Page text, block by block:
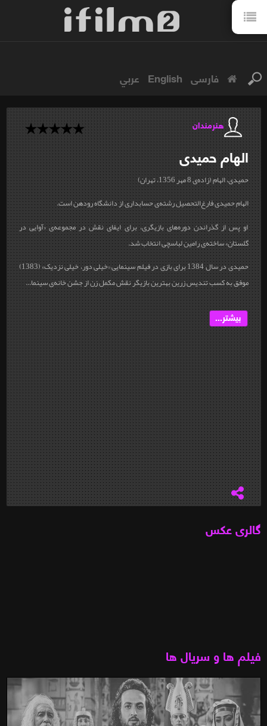
فارسی English عربي
هنرمندان
الهامحمیدی
حمیدی، الهام (زاده‌ی 8 مهر 1356، تهران)
الهام حمیدی فارغ‌التحصیل رشته‌ی حسابداری از دانشگاه رودهن است.
او پس از گذراندن دوره‌های بازیگری، برای ایفای نقش در مجموعه‌ی «آوایی در
گلستان» ساخته‌ی رامین لباسچی انتخاب شد.
حمیدی در سال 1384 برای بازی در فیلم سینمایی «خیلی دور، خیلی نزدیک» (1383)
موفق به کسب تندیس زرین بهترین بازیگر نقش مکمل زن از جشن خانه‌ی سینما...
بیشتر...
گالری عکس
فیلم ها و سریال ها